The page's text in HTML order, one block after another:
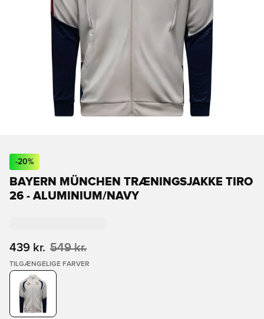
-20%
BAYERN MÜNCHEN TRÆNINGSJAKKE TIRO
26 - ALUMINIUM/NAVY
439 kr. 549 kr.
TILGÆNGELIGE FARVER